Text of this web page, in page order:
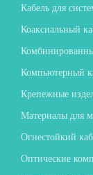
Кабель для
Коаксиальный
Компьютерный
Крепежные
Материалы для
Огнестойкий
Оптические